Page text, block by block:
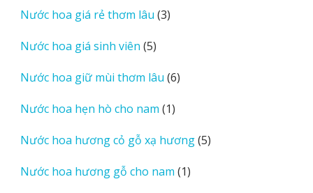
Nước hoa giá rẻ thơm lâu 33
Nước hoa giá sinh viên 55
phẩm
Nước hoa giữ mùi thơm lâu 66
Nước hoa hẹn hò cho nam 11
phẩm
Nước hoa hương cỏ gỗ xạ hương 55
Nước hoa hương gỗ cho nam 11